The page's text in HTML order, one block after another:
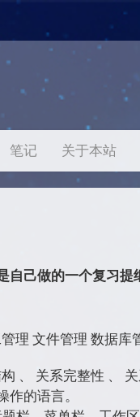
笔记 关于本站
自己做的一个复习
理 文件管理 数据库
、 关系完整性 、 关
作的语言。